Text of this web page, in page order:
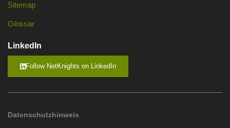
Sitemap
Glossar
LinkedIn
Follow NetKnights on LinkedIn
Datenschutzhinweis